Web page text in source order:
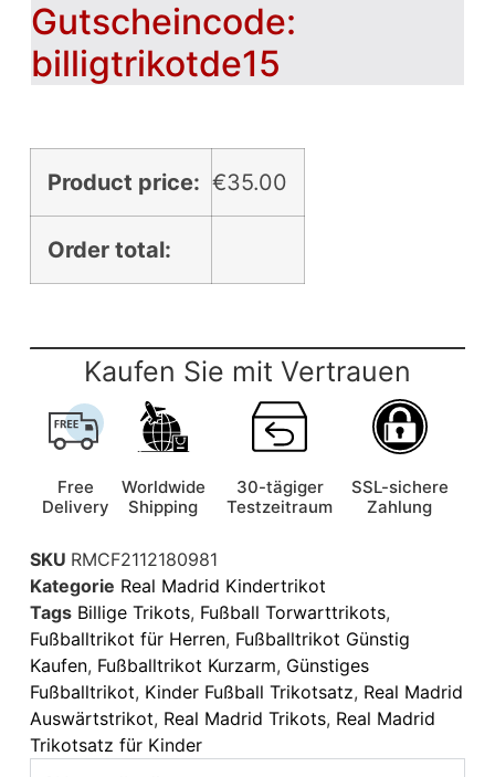
Gutscheincode:
billigtrikotde15
Product price: €35.00
Order total:
Kaufen Sie mit Vertrauen
Free
Delivery
Worldwide
Shipping
30-tägiger
Testzeitraum
SSL-sichere
Zahlung
SKU RMCF2112180981
Kategorie Real Madrid Kindertrikot
Tags Billige Trikots, Fußball Torwarttrikots,
Fußballtrikot für Herren, Fußballtrikot Günstig
Kaufen, Fußballtrikot Kurzarm, Günstiges
Fußballtrikot, Kinder Fußball Trikotsatz, Real Madrid
Auswärtstrikot, Real Madrid Trikots, Real Madrid
Trikotsatz für Kinder